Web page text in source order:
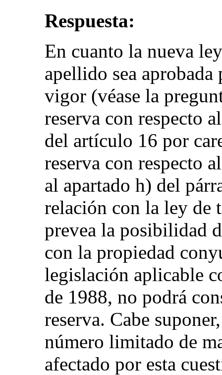
Respuesta:
En cuanto la nueva
apellido sea
vigor (véase la
reserva con respecto
del artículo 16 por
reserva con respecto
al apartado h) del
relación con la ley de
prevea la posibilidad
con la propiedad
legislación aplicable
de 1988, no podrá
reserva. Cabe
número limitado de
afectado por esta